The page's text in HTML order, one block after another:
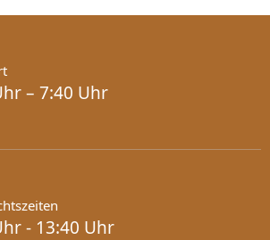
– 7:40 Uhr
- 13:40 Uhr